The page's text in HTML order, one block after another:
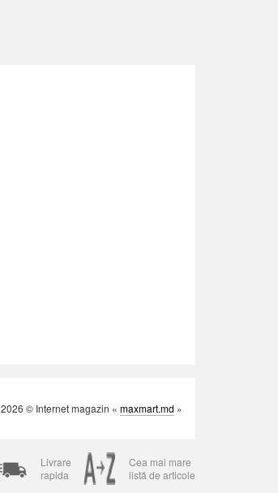
2026 © Internet magazin « maxmart.md »
Livrare
rapida
Cea mai mare
listă de articole